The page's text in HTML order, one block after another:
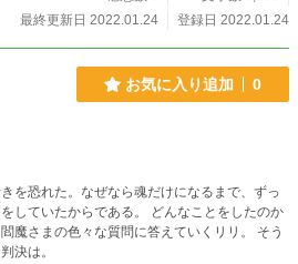
最終更新日 2022.01.24
登録日 2022.01.24
お気に入り追加 0
を恐れた。なぜなら魂だけになるまで、ずっ
していたからである。 どんなことをしたのか
魔さまの色々な質問に答えていくリリ。 そう
決は。